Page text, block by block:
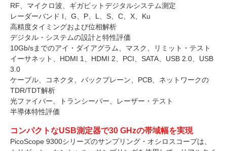
RF、マイクロ波、ギガビットデジタルシステム測定
レーダーバンド I、G、P、L、S、C、X、Ku
高精度タイミングおよび位相解析
デジタル・システムの設計と特性評価
10Gb/sまでのアイ・ダイアグラム、マスク、リミット・テスト
イーサネット、HDMI 1、HDMI 2、PCI、SATA、USB 2.0、USB
3.0
ケーブル、コネクタ、バックプレーン、PCB、ネットワークの
TDR/TDT解析
光ファイバー、トランシーバー、レーザー・テスト
半導体特性評価
コンパクトなUSB測定器で30 GHzの帯域幅を実現
PicoScope 9300シリーズのサンプリング・オシロスコープは、